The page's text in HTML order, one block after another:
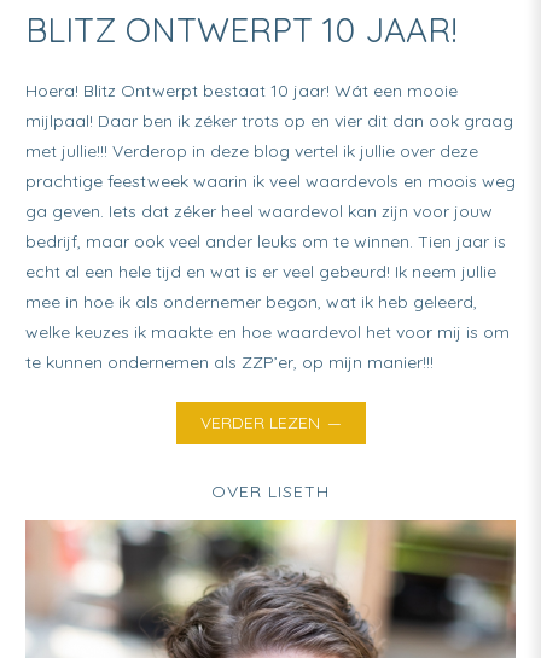
BLITZ ONTWERPT 10 JAAR!
Hoera! Blitz Ontwerpt bestaat 10 jaar! Wát een mooie
mijlpaal! Daar ben ik zéker trots op en vier dit dan ook graag
met jullie!!! Verderop in deze blog vertel ik jullie over deze
prachtige feestweek waarin ik veel waardevols en moois weg
ga geven. Iets dat zéker heel waardevol kan zijn voor jouw
bedrijf, maar ook veel ander leuks om te winnen. Tien jaar is
echt al een hele tijd en wat is er veel gebeurd! Ik neem jullie
mee in hoe ik als ondernemer begon, wat ik heb geleerd,
welke keuzes ik maakte en hoe waardevol het voor mij is om
te kunnen ondernemen als ZZP’er, op mijn manier!!!
VERDER LEZEN
OVER LISETH